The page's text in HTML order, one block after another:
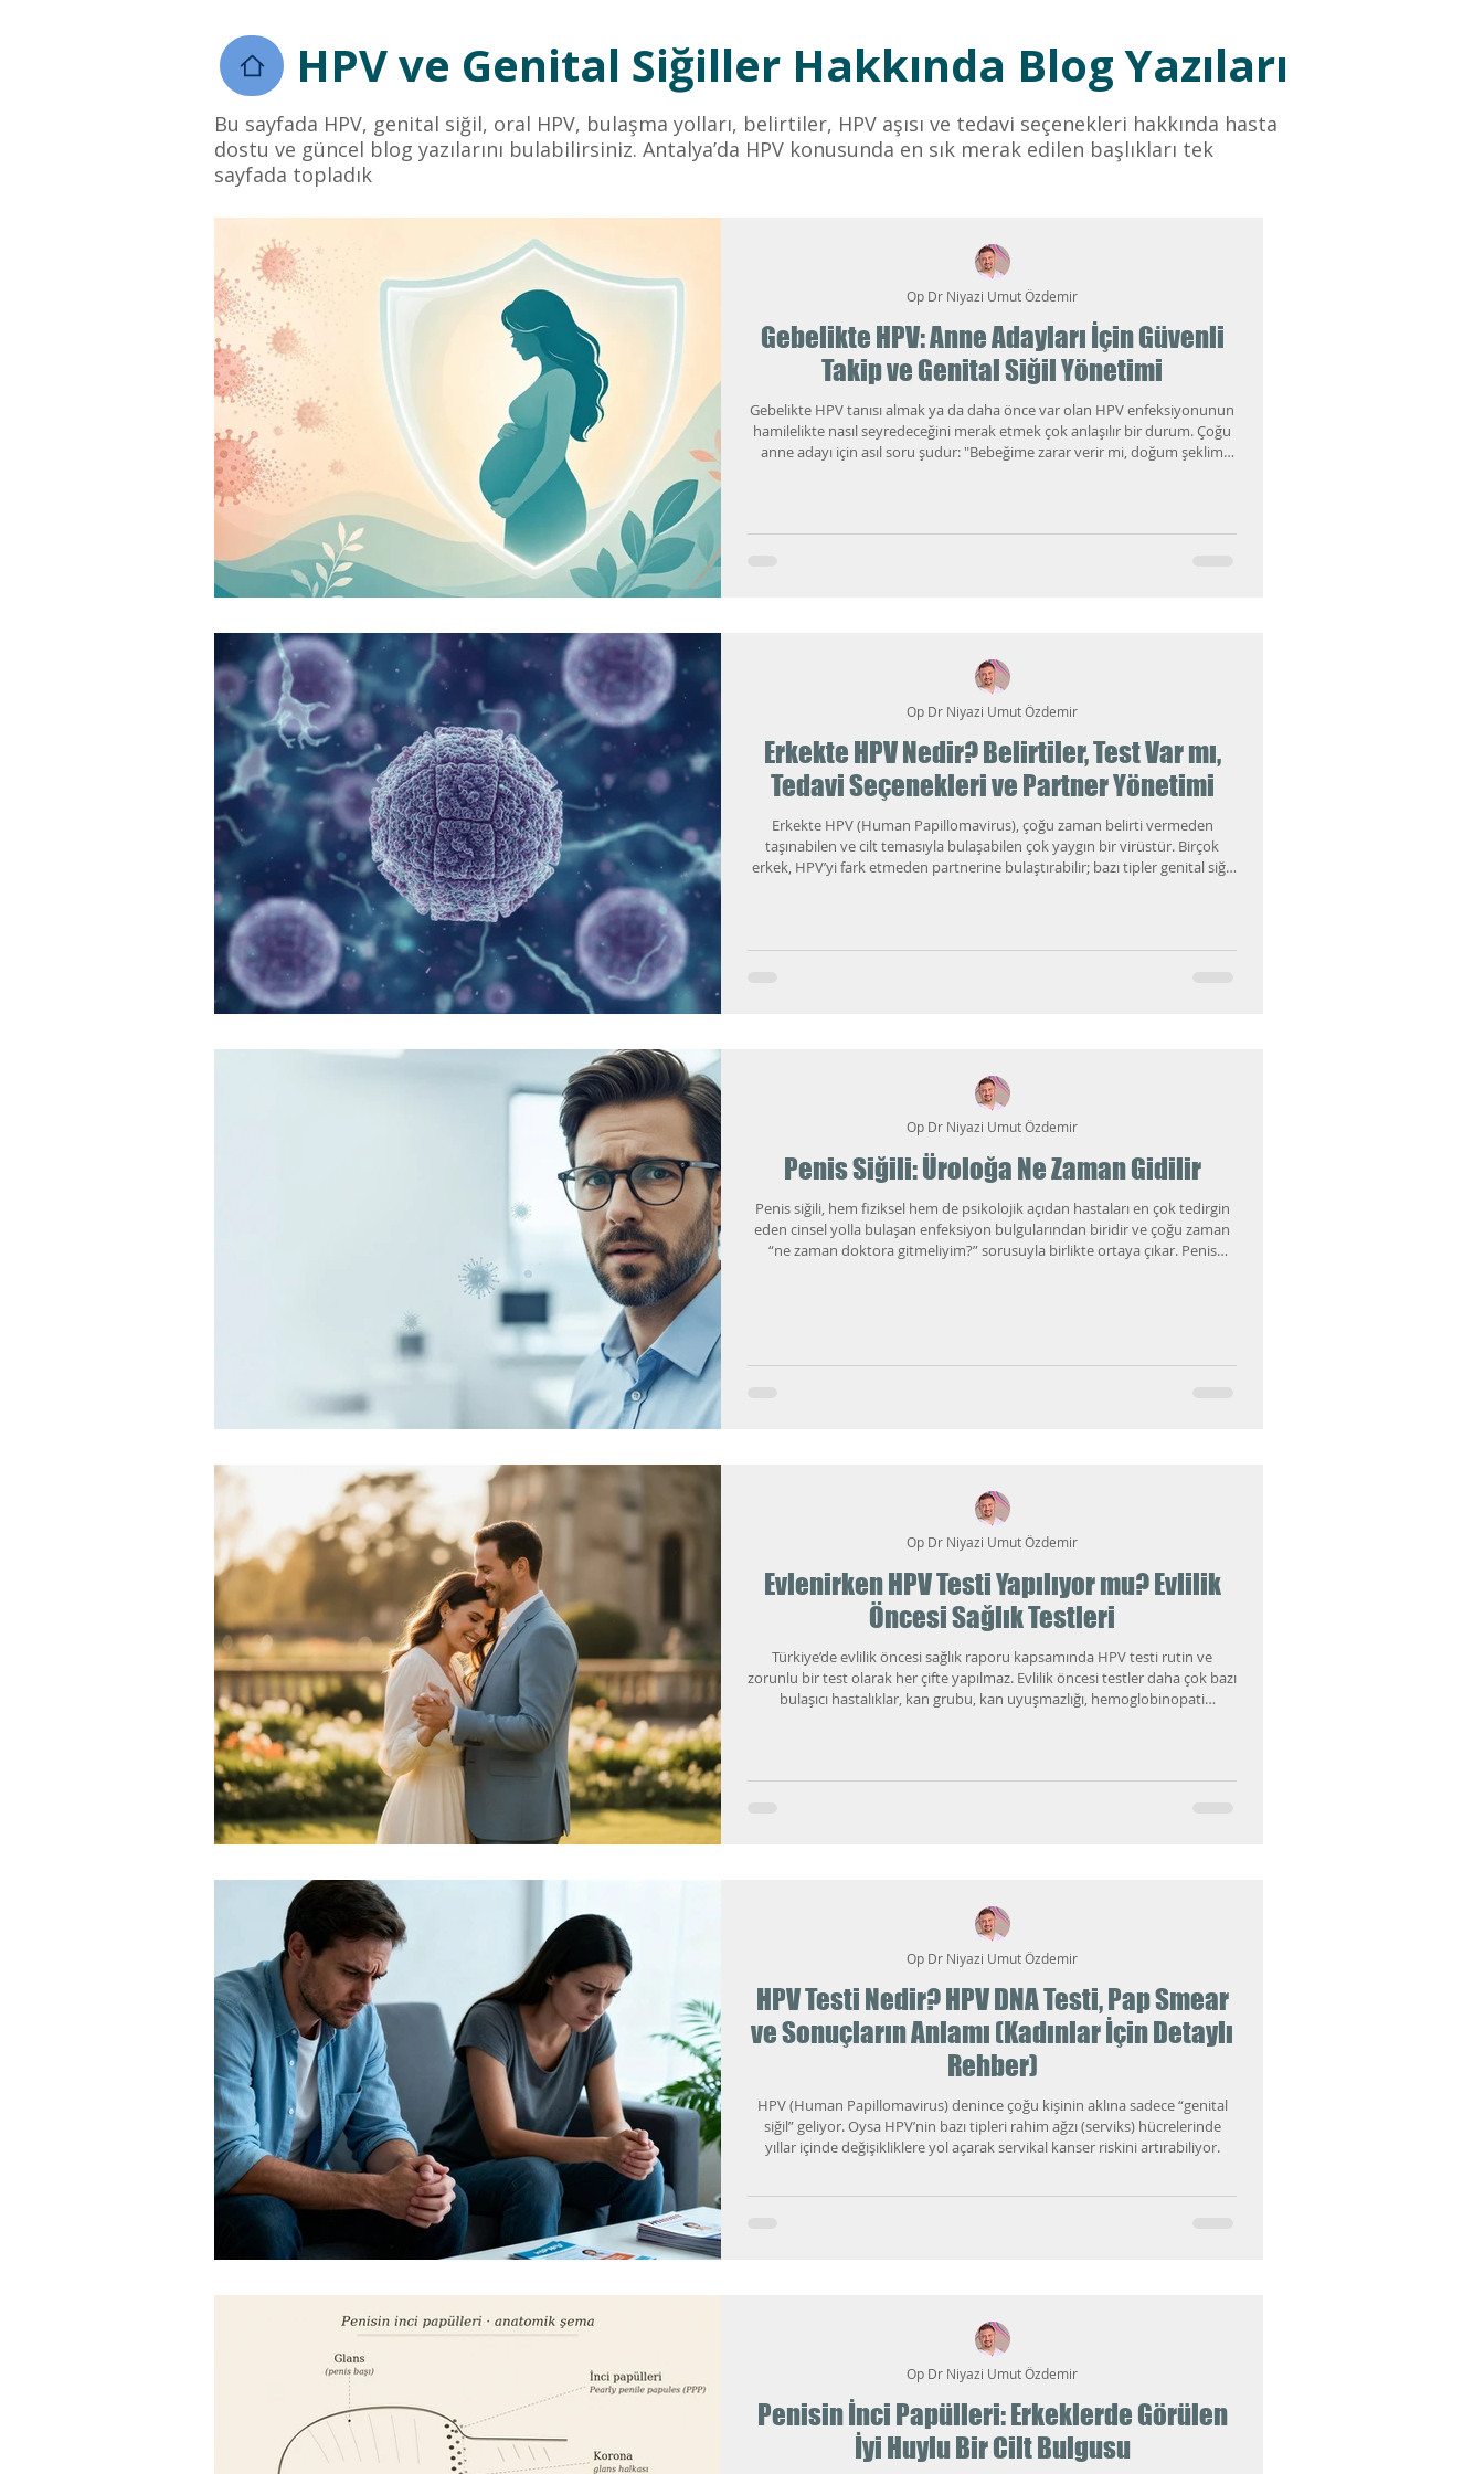
HPV ve Genital Siğiller Hakkında Blog Yazıları
Bu sayfada HPV, genital siğil, oral HPV, bulaşma yolları, belirtiler, HPV aşısı ve tedavi seçenekleri hakkında hasta
dostu ve güncel blog yazılarını bulabilirsiniz. Antalya’da HPV konusunda en sık merak edilen başlıkları tek
sayfada topladık
Gebelikte HPV: Anne Adayları İçin Güvenli
Takip ve Genital Siğil Yönetimi
Gebelikte HPV tanısı almak ya da daha önce var olan HPV enfeksiyonunun
hamilelikte nasıl seyredeceğini merak etmek çok anlaşılır bir durum. Çoğu
anne adayı için asıl soru şudur: "Bebeğime zarar verir mi, doğum şeklim
anlatacağım.
Op Dr Niyazi Umut Özdemir
Erkekte HPV Nedir? Belirtiler, Test Var mı,
Tedavi Seçenekleri ve Partner Yönetimi
Erkekte HPV (Human Papillomavirus), çoğu zaman belirti vermeden
taşınabilen ve cilt temasıyla bulaşabilen çok yaygın bir virüstür. Birçok
erkek, HPV’yi fark etmeden partnerine bulaştırabilir; bazı tipler genital siğil
Op Dr Niyazi Umut Özdemir
Penis Siğili: Üroloğa Ne Zaman Gidilir
Penis siğili, hem fiziksel hem de psikolojik açıdan hastaları en çok tedirgin
eden cinsel yol­la bulaşan enfeksiyon bulgularından biridir ve çoğu zaman
“ne zaman doktora gitmeliyim?” sorusuyla birlikte ortaya çıkar. Penis
Op Dr Niyazi Umut Özdemir
Evlenirken HPV Testi Yapılıyor mu? Evlilik
Öncesi Sağlık Testleri
Türkiye’de evlilik öncesi sağlık raporu kapsamında HPV testi rutin ve
zorunlu bir test olarak her çifte yapılmaz. Evlilik öncesi testler daha çok bazı
bulaşıcı hastalıklar, kan grubu, kan uyuşmazlığı, hemoglobinopati
Op Dr Niyazi Umut Özdemir
HPV Testi Nedir? HPV DNA Testi, Pap Smear
ve Sonuçların Anlamı (Kadınlar İçin Detaylı
Rehber)
HPV (Human Papillomavirus) denince çoğu kişinin aklına sadece “genital
siğil” geliyor. Oysa HPV’nin bazı tipleri rahim ağzı (serviks) hücrelerinde
yıllar içinde değişikliklere yol açarak servikal kanser riskini artırabiliyor.
Op Dr Niyazi Umut Özdemir
Penisin İnci Papülleri: Erkeklerde Görülen
İyi Huylu Bir Cilt Bulgusu
Op Dr Niyazi Umut Özdemir